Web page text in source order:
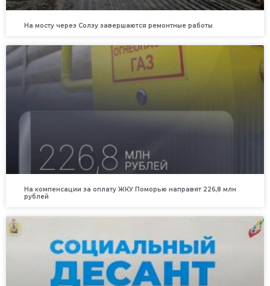
На мосту через Солзу завершаются ремонтные работы
На компенсации за оплату ЖКУ Поморью направят 226,8 млн
рублей